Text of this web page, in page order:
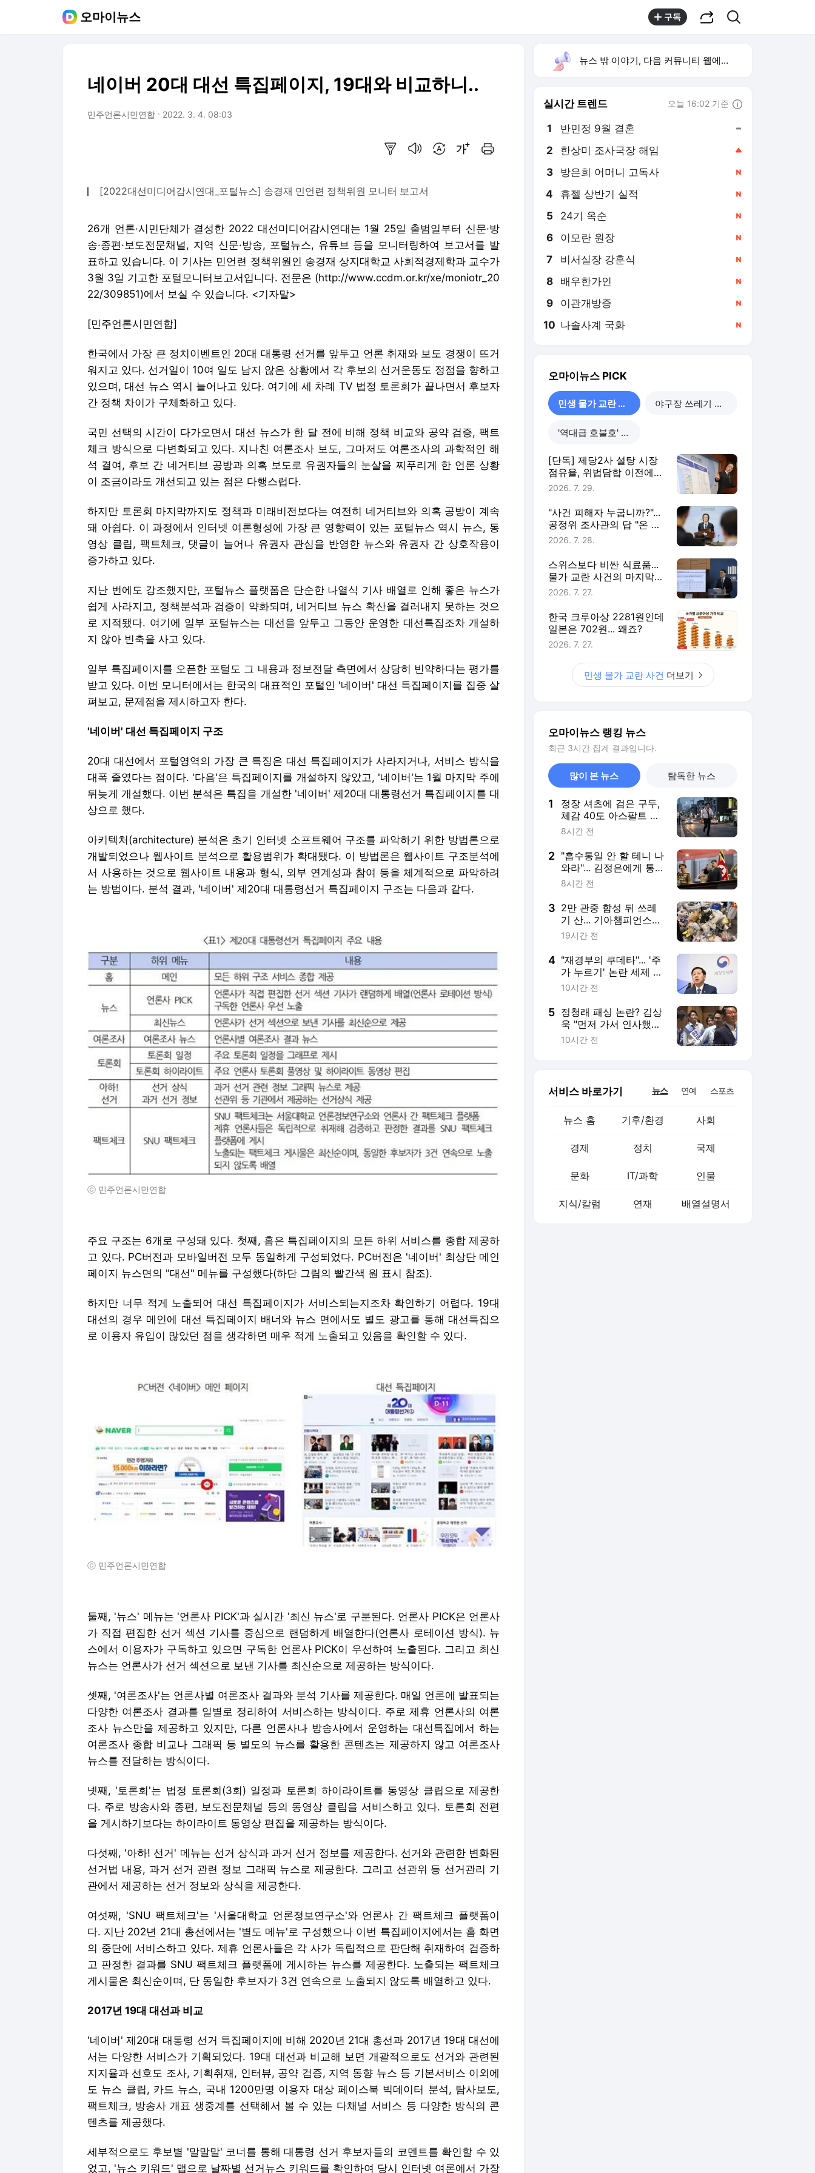
오마이뉴스 구독
네이버 20대 대선 특집페이지, 19대와 비교하니..
민주언론시민연합 2022. 3. 4. 08:03
[2022대선미디어감시연대_포털뉴스] 송경재 민언련 정책위원 모니터 보고서
26개 언론·시민단체가 결성한 2022 대선미디어감시연대는 1월 25일 출범일부터 신문·방
송·종편·보도전문채널, 지역 신문·방송, 포털뉴스, 유튜브 등을 모니터링하여 보고서를 발
표하고 있습니다. 이 기사는 민언련 정책위원인 송경재 상지대학교 사회적경제학과 교수가
3월 3일 기고한 포털모니터보고서입니다. 전문은 (http://www.ccdm.or.kr/xe/moniotr_20
22/309851)에서 보실 수 있습니다. <기자말>
[민주언론시민연합]
한국에서 가장 큰 정치이벤트인 20대 대통령 선거를 앞두고 언론 취재와 보도 경쟁이 뜨거
워지고 있다. 선거일이 10여 일도 남지 않은 상황에서 각 후보의 선거운동도 정점을 향하고
있으며, 대선 뉴스 역시 늘어나고 있다. 여기에 세 차례 TV 법정 토론회가 끝나면서 후보자
간 정책 차이가 구체화하고 있다.
국민 선택의 시간이 다가오면서 대선 뉴스가 한 달 전에 비해 정책 비교와 공약 검증, 팩트
체크 방식으로 다변화되고 있다. 지나친 여론조사 보도, 그마저도 여론조사의 과학적인 해
석 결여, 후보 간 네거티브 공방과 의혹 보도로 유권자들의 눈살을 찌푸리게 한 언론 상황
이 조금이라도 개선되고 있는 점은 다행스럽다.
하지만 토론회 마지막까지도 정책과 미래비전보다는 여전히 네거티브와 의혹 공방이 계속
돼 아쉽다. 이 과정에서 인터넷 여론형성에 가장 큰 영향력이 있는 포털뉴스 역시 뉴스, 동
영상 클립, 팩트체크, 댓글이 늘어나 유권자 관심을 반영한 뉴스와 유권자 간 상호작용이
증가하고 있다.
지난 번에도 강조했지만, 포털뉴스 플랫폼은 단순한 나열식 기사 배열로 인해 좋은 뉴스가
쉽게 사라지고, 정책분석과 검증이 약화되며, 네거티브 뉴스 확산을 걸러내지 못하는 것으
로 지적됐다. 여기에 일부 포털뉴스는 대선을 앞두고 그동안 운영한 대선특집조차 개설하
지 않아 빈축을 사고 있다.
일부 특집페이지를 오픈한 포털도 그 내용과 정보전달 측면에서 상당히 빈약하다는 평가를
받고 있다. 이번 모니터에서는 한국의 대표적인 포털인 '네이버' 대선 특집페이지를 집중 살
펴보고, 문제점을 제시하고자 한다.
'네이버' 대선 특집페이지 구조
20대 대선에서 포털영역의 가장 큰 특징은 대선 특집페이지가 사라지거나, 서비스 방식을
대폭 줄였다는 점이다. '다음'은 특집페이지를 개설하지 않았고, '네이버'는 1월 마지막 주에
뒤늦게 개설했다. 이번 분석은 특집을 개설한 '네이버' 제20대 대통령선거 특집페이지를 대
상으로 했다.
아키텍처(architecture) 분석은 초기 인터넷 소프트웨어 구조를 파악하기 위한 방법론으로
개발되었으나 웹사이트 분석으로 활용범위가 확대됐다. 이 방법론은 웹사이트 구조분석에
서 사용하는 것으로 웹사이트 내용과 형식, 외부 연계성과 참여 등을 체계적으로 파악하려
는 방법이다. 분석 결과, '네이버' 제20대 대통령선거 특집페이지 구조는 다음과 같다.
ⓒ 민주언론시민연합
주요 구조는 6개로 구성돼 있다. 첫째, 홈은 특집페이지의 모든 하위 서비스를 종합 제공하
고 있다. PC버전과 모바일버전 모두 동일하게 구성되었다. PC버전은 '네이버' 최상단 메인
페이지 뉴스면의 "대선" 메뉴를 구성했다(하단 그림의 빨간색 원 표시 참조).
하지만 너무 적게 노출되어 대선 특집페이지가 서비스되는지조차 확인하기 어렵다. 19대
대선의 경우 메인에 대선 특집페이지 배너와 뉴스 면에서도 별도 광고를 통해 대선특집으
로 이용자 유입이 많았던 점을 생각하면 매우 적게 노출되고 있음을 확인할 수 있다.
ⓒ 민주언론시민연합
둘째, '뉴스' 메뉴는 '언론사 PICK'과 실시간 '최신 뉴스'로 구분된다. 언론사 PICK은 언론사
가 직접 편집한 선거 섹션 기사를 중심으로 랜덤하게 배열한다(언론사 로테이션 방식). 뉴
스에서 이용자가 구독하고 있으면 구독한 언론사 PICK이 우선하여 노출된다. 그리고 최신
뉴스는 언론사가 선거 섹션으로 보낸 기사를 최신순으로 제공하는 방식이다.
셋째, '여론조사'는 언론사별 여론조사 결과와 분석 기사를 제공한다. 매일 언론에 발표되는
다양한 여론조사 결과를 일별로 정리하여 서비스하는 방식이다. 주로 제휴 언론사의 여론
조사 뉴스만을 제공하고 있지만, 다른 언론사나 방송사에서 운영하는 대선특집에서 하는
여론조사 종합 비교나 그래픽 등 별도의 뉴스를 활용한 콘텐츠는 제공하지 않고 여론조사
뉴스를 전달하는 방식이다.
넷째, '토론회'는 법정 토론회(3회) 일정과 토론회 하이라이트를 동영상 클립으로 제공한
다. 주로 방송사와 종편, 보도전문채널 등의 동영상 클립을 서비스하고 있다. 토론회 전편
을 게시하기보다는 하이라이트 동영상 편집을 제공하는 방식이다.
다섯째, '아하! 선거' 메뉴는 선거 상식과 과거 선거 정보를 제공한다. 선거와 관련한 변화된
선거법 내용, 과거 선거 관련 정보 그래픽 뉴스로 제공한다. 그리고 선관위 등 선거관리 기
관에서 제공하는 선거 정보와 상식을 제공한다.
여섯째, 'SNU 팩트체크'는 '서울대학교 언론정보연구소'와 언론사 간 팩트체크 플랫폼이
다. 지난 202년 21대 총선에서는 '별도 메뉴'로 구성했으나 이번 특집페이지에서는 홈 화면
의 중단에 서비스하고 있다. 제휴 언론사들은 각 사가 독립적으로 판단해 취재하여 검증하
고 판정한 결과를 SNU 팩트체크 플랫폼에 게시하는 뉴스를 제공한다. 노출되는 팩트체크
게시물은 최신순이며, 단 동일한 후보자가 3건 연속으로 노출되지 않도록 배열하고 있다.
2017년 19대 대선과 비교
'네이버' 제20대 대통령 선거 특집페이지에 비해 2020년 21대 총선과 2017년 19대 대선에
서는 다양한 서비스가 기획되었다. 19대 대선과 비교해 보면 개괄적으로도 선거와 관련된
지지율과 선호도 조사, 기획취재, 인터뷰, 공약 검증, 지역 동향 뉴스 등 기본서비스 이외에
도 뉴스 클립, 카드 뉴스, 국내 1200만명 이용자 대상 페이스북 빅데이터 분석, 탐사보도,
팩트체크, 방송사 개표 생중계를 선택해서 볼 수 있는 다채널 서비스 등 다양한 방식의 콘
텐츠를 제공했다.
세부적으로도 후보별 '말말말' 코너를 통해 대통령 선거 후보자들의 코멘트를 확인할 수 있
었고, '뉴스 키워드' 맵으로 날짜별 선거뉴스 키워드를 확인하여 당시 인터넷 여론에서 가장
뉴스 밖 이야기, 다음 커뮤니티 웹에서 보기
실시간 트렌드 오늘 16:02 기준
1 반민정 9월 결혼
2 한상미 조사국장 해임
4 휴젤 상반기 실적
5 24기 옥순
6 이모란 원장
7 비서실장 강훈식
8 배우한가인
9 이관개방증
10 나솔사계 국화
오마이뉴스 PICK
민생 물가 교란 사건 야구장 쓰레기 리포트
'역대급 호불호' 호프
[단독] 제당2사 설탕 시장
점유율, 위법담합 이전에도
'판박이'였다
2026. 7. 29.
"사건 피해자 누굽니까?"...
공정위 조사관의 답 "온 국
민입니다"
2026. 7. 28.
스위스보다 비싼 식료품...
물가 교란 사건의 마지막
퍼즐
2026. 7. 27.
한국 크루아상 2281원인데
일본은 702원... 왜죠?
2026. 7. 27.
민생 물가 교란 사건 더보기
오마이뉴스 랭킹 뉴스
최근 3시간 집계 결과입니다.
많이 본 뉴스 탐독한 뉴스
1
정장 셔츠에 검은 구두,
체감 40도 아스팔트 위
대리기사의 여름
8시간 전
2 "흡수통일 안 할 테니 나
와라"... 김정은에게 통하
지 않는 이유
8시간 전
3 2만 관중 함성 뒤 쓰레
기 산... 기아챔피언스필
드가 답할 차례
19시간 전
4 "재경부의 쿠데타"... '주
가 누르기' 논란 세제 개
편안 반발 확산
10시간 전
5 정청래 패싱 논란? 김상
욱 "먼저 가서 인사했다"
반박
10시간 전
서비스 바로가기 뉴스 연예 스포츠
뉴스 홈 기후/환경 사회
경제 정치 국제
문화 IT/과학 인물
지식/칼럼 연재 배열설명서